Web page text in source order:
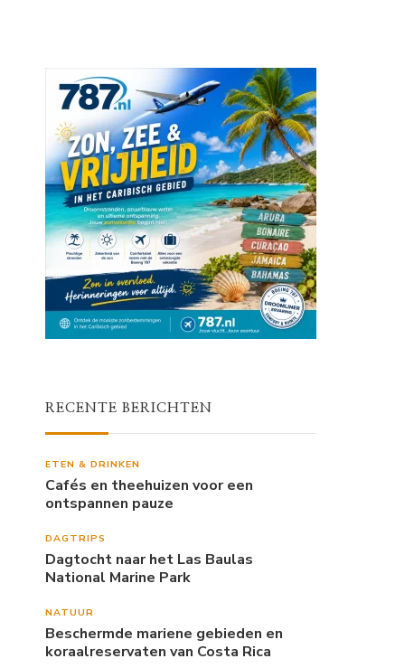
RECENTE BERICHTEN
ETEN & DRINKEN
Cafés en theehuizen voor een
ontspannen pauze
DAGTRIPS
Dagtocht naar het Las Baulas
National Marine Park
NATUUR
Beschermde mariene gebieden en
koraalreservaten van Costa Rica